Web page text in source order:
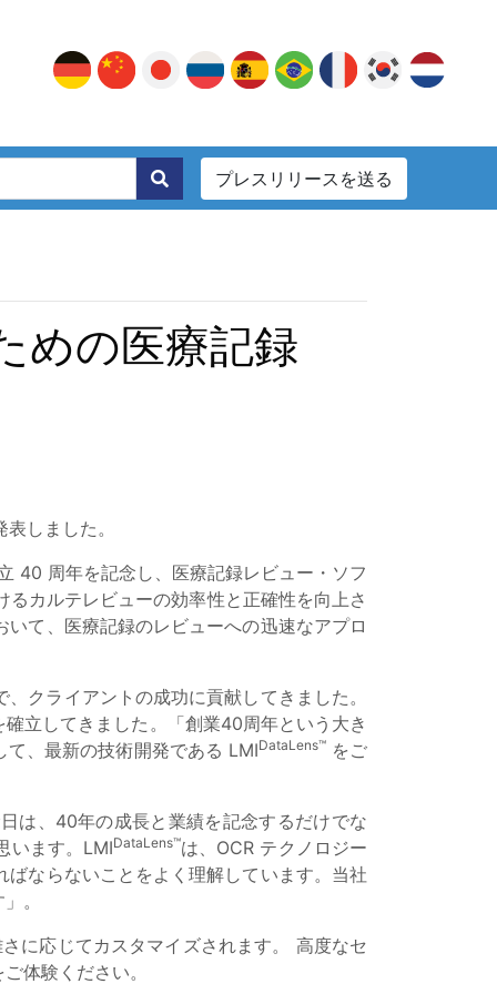
プレスリリースを送る
めの医療記録
しました。
40 周年を記念し、医療記録レビュー・ソフ
カルテレビューの効率性と正確性を向上さ
て、医療記録のレビューへの迅速なアプロ
クライアントの成功に貢献してきました。
立してきました。「創業40周年という大き
、最新の技術開発である LMIDataLens™をご
は、40年の成長と業績を記念するだけでな
います。LMIDataLens™は、OCR テクノロジー
ならないことをよく理解しています。当社
。
に応じてカスタマイズされます。 高度なセ
体験ください。